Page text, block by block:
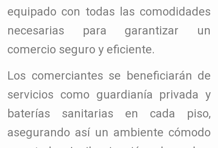
equipado con todas las comodidades
necesarias para garantizar un
comercio seguro y eficiente.
Los comerciantes se beneficiarán de
servicios como guardianía privada y
baterías sanitarias en cada piso,
asegurando así un ambiente cómodo